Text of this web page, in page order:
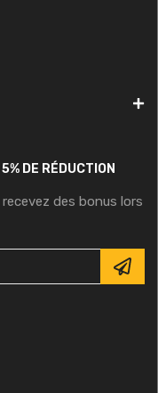
DE RÉDUCTION
des bonus lors